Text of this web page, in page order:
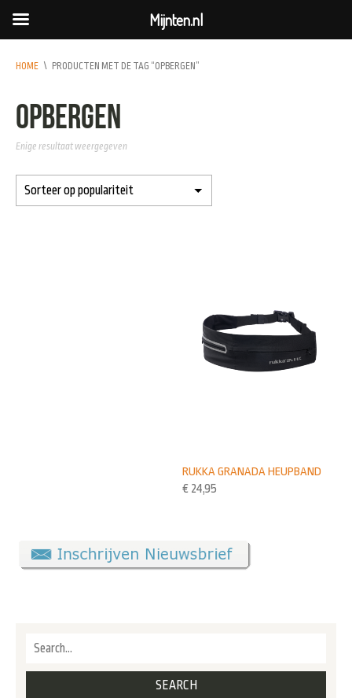
HOME \ PRODUCTEN MET DE TAG “OPBERGEN”
opbergen
Enige resultaat weergegeven
RUKKA GRANADA HEUPBAND
€ 24,95
Mijnten.nl